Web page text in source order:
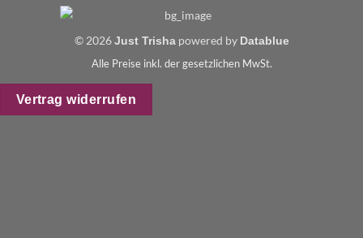
© 2026Just Trishapowered by Datablue
Alle Preise inkl. der gesetzlichen MwSt.
Vertrag widerrufen